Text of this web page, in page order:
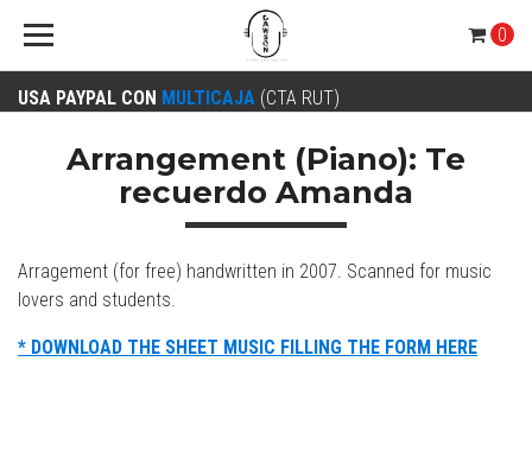
USA PAYPAL CON MULTICAJA (CTA RUT)
0
Arrangement (Piano): Te
recuerdo Amanda
Arragement (for free) handwritten in 2007. Scanned for music
lovers and students.
* DOWNLOAD THE SHEET MUSIC FILLING THE FORM HERE